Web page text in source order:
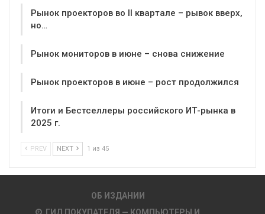
Рынок проекторов во II квартале – рывок вверх,
но…
Рынок мониторов в июне – снова снижение
Рынок проекторов в июне – рост продолжился
Итоги и Бестселлеры российского ИТ-рынка в
2025 г.
PREV NEXT 1 из 45
ОБ ИЗДАНИИ